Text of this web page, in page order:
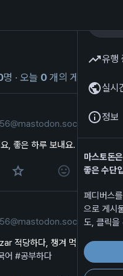
명 · 오늘 0 개의 게시물
, 좋은 하루 보내요.
어 #공부하다
유행
실시
정보
마스토돈
좋은 수단
페디버스
으로 게시
도, 클릭을